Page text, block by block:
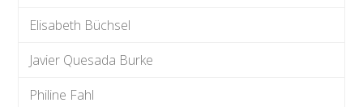
Elisabeth Büchsel
Javier Quesada Burke
Philine Fahl